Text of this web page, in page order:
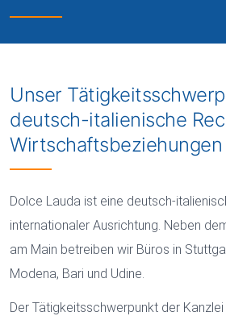
Unser
deutsch-italienische
Wirtschaftsbeziehungen
Dolce Lauda ist eine deutsch-
internationaler Ausrichtung. Neben
am Main betreiben wir Büros in
Modena, Bari und Udine.
Der Tätigkeitsschwerpunkt der